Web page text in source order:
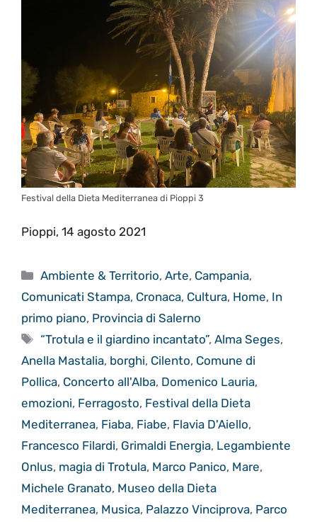
Festival della Dieta Mediterranea di Pioppi 3
Pioppi, 14 agosto 2021
Categorie
Ambiente & Territorio,Arte, Campania,
Comunicati Stampa, Cronaca, Cultura, Home, In
primo piano, Provincia di Salerno
Tag
“Trotula e il giardino incantato”,Alma Seges,
Anella Mastalia, borghi, Cilento, Comune di
Pollica, Concerto all'Alba, Domenico Lauria,
emozioni, Ferragosto, Festival della Dieta
Mediterranea, Fiaba, Fiabe, Flavia D'Aiello,
Francesco Filardi, Grimaldi Energia, Legambiente
Onlus, magia di Trotula, Marco Panico, Mare,
Michele Granato, Museo della Dieta
Mediterranea, Musica, Palazzo Vinciprova, Parco